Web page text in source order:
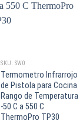
SKU: SW0
Termometro Infrarrojo
de Pistola para Cocina
Rango de Temperatura
-50 C a 550 C
ThermoPro TP30